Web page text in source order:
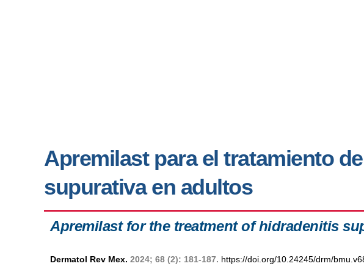
Apremilast para el tratamiento
supurativa en adultos
Apremilast for the treatment of hidradenitis
Dermatol Rev Mex. 2024; 68 (2): 181-187. https://doi.org/10.24245/drm/